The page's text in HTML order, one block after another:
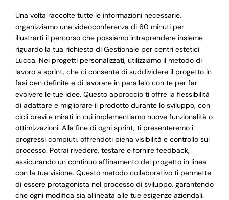
Una volta raccolte tutte le informazioni necessarie,
organizziamo una videoconferenza di 60 minuti per
illustrarti il percorso che possiamo intraprendere insieme
riguardo la tua richiesta di Gestionale per centri estetici
Lucca. Nei progetti personalizzati, utilizziamo il metodo di
lavoro a sprint, che ci consente di suddividere il progetto in
fasi ben definite e di lavorare in parallelo con te per far
evolvere le tue idee. Questo approccio ti offre la flessibilità
di adattare e migliorare il prodotto durante lo sviluppo, con
cicli brevi e mirati in cui implementiamo nuove funzionalità o
ottimizzazioni. Alla fine di ogni sprint, ti presenteremo i
progressi compiuti, offrendoti piena visibilità e controllo sul
processo. Potrai rivedere, testare e fornire feedback,
assicurando un continuo affinamento del progetto in linea
con la tua visione. Questo metodo collaborativo ti permette
di essere protagonista nel processo di sviluppo, garantendo
che ogni modifica sia allineata alle tue esigenze aziendali.